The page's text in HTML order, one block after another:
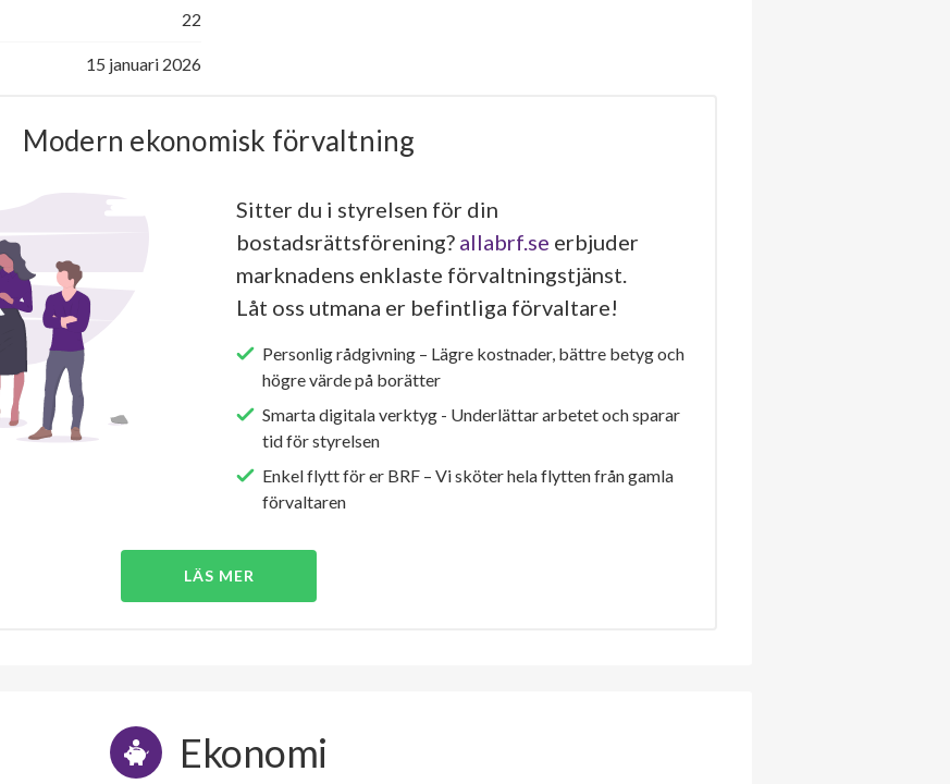
22
15 januari 2026
Modern ekonomisk förvaltning
Sitter du i styrelsen för din
bostadsrättsförening? allabrf.se erbjuder
marknadens enklaste förvaltningstjänst.
Låt oss utmana er befintliga förvaltare!
Personlig rådgivning – Lägre kostnader, bättre betyg och
högre värde på borätter
Smarta digitala verktyg - Underlättar arbetet och sparar
tid för styrelsen
Enkel flytt för er BRF – Vi sköter hela flytten från gamla
förvaltaren
LÄS MER
Ekonomi